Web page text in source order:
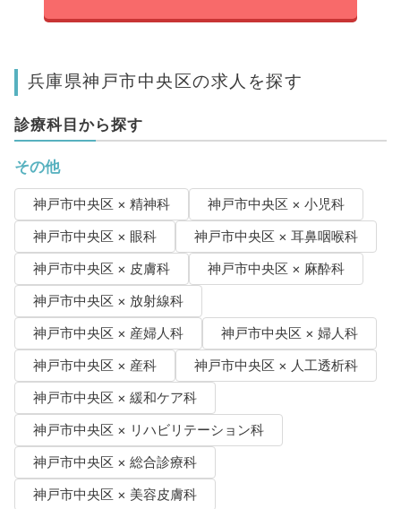
兵庫県神戸市中央区の求人を探す
診療科目から探す
その他
神戸市中央区 × 精神科
神戸市中央区 × 小児科
神戸市中央区 × 眼科
神戸市中央区 × 耳鼻咽喉科
神戸市中央区 × 皮膚科
神戸市中央区 × 麻酔科
神戸市中央区 × 放射線科
神戸市中央区 × 産婦人科
神戸市中央区 × 婦人科
神戸市中央区 × 産科
神戸市中央区 × 人工透析科
神戸市中央区 × 緩和ケア科
神戸市中央区 × リハビリテーション科
神戸市中央区 × 総合診療科
神戸市中央区 × 美容皮膚科